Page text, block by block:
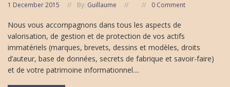
1 December 2015 By: Guillaume 0 Comment
Nous vous accompagnons dans tous les aspects de
valorisation, de gestion et de protection de vos actifs
immatériels (marques, brevets, dessins et modèles, droits
d’auteur, base de données, secrets de fabrique et savoir-faire)
et de votre patrimoine informationnel....